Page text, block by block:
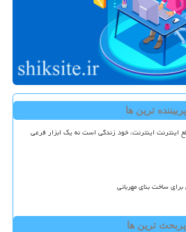
پربیننده ترین ها
اینترنت اینترنت، خود زندگی است نه یک ابزار فرعی
ساخت بنای مهربانی
پربحث ترین ها